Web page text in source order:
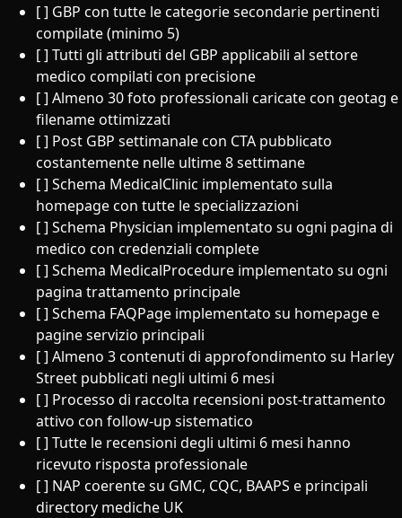
[ ] GBP con tutte le categorie secondarie pertinenti
compilate (minimo 5)
[ ] Tutti gli attributi del GBP applicabili al settore
medico compilati con precisione
[ ] Almeno 30 foto professionali caricate con geotag e
filename ottimizzati
[ ] Post GBP settimanale con CTA pubblicato
costantemente nelle ultime 8 settimane
[ ] Schema MedicalClinic implementato sulla
homepage con tutte le specializzazioni
[ ] Schema Physician implementato su ogni pagina di
medico con credenziali complete
[ ] Schema MedicalProcedure implementato su ogni
pagina trattamento principale
[ ] Schema FAQPage implementato su homepage e
pagine servizio principali
[ ] Almeno 3 contenuti di approfondimento su Harley
Street pubblicati negli ultimi 6 mesi
[ ] Processo di raccolta recensioni post-trattamento
attivo con follow-up sistematico
[ ] Tutte le recensioni degli ultimi 6 mesi hanno
ricevuto risposta professionale
[ ] NAP coerente su GMC, CQC, BAAPS e principali
directory mediche UK